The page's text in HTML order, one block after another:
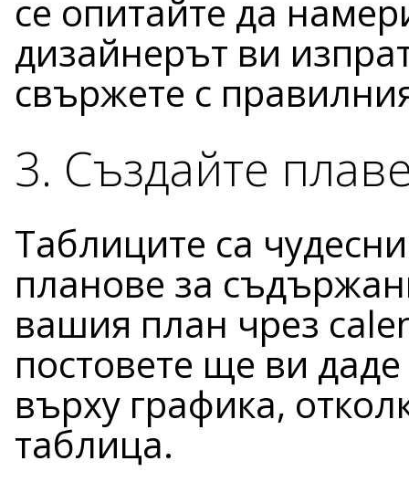
се опитайте да
дизайнерът ви
свържете с
3. Създайте
Таблиците са
планове за
вашия план чрез
постовете ще ви
върху графика,
таблица.